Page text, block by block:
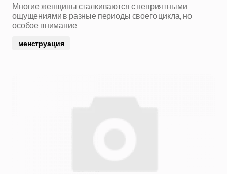
Многие женщины сталкиваются с неприятными
ощущениями в разные периоды своего цикла, но
особое внимание
менструация